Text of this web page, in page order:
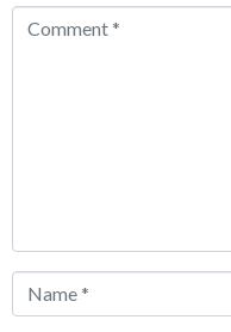
Comment
Name